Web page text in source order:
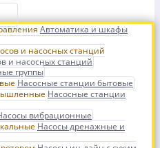
Автоматика и шкафы
и насосных станций
группы
Насосные станции бытовые
Насосные станции
вибрационные
Насосы дренажные и